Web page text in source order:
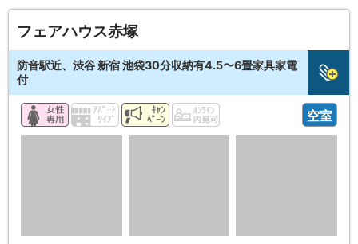
フェアハウス赤塚
防音駅近、渋谷 新宿 池袋30分収納有4.5〜6畳家具家電
付
空室